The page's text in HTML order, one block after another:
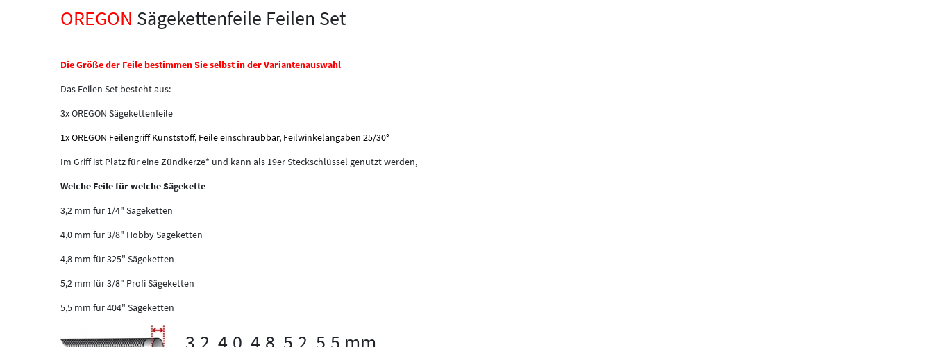
OREGON Sägekettenfeile Feilen Set
Die Größe der Feile bestimmen Sie selbst in der Variantenauswahl
Das Feilen Set besteht aus:
3x OREGON Sägekettenfeile
1x OREGON Feilengriff Kunststoff, Feile einschraubbar, Feilwinkelangaben 25/30°
Im Griff ist Platz für eine Zündkerze* und kann als 19er Steckschlüssel genutzt werden,
Welche Feile für welche Sägekette
3,2 mm für 1/4" Sägeketten
4,0 mm für 3/8" Hobby Sägeketten
4,8 mm für 325" Sägeketten
5,2 mm für 3/8" Profi Sägeketten
5,5 mm für 404" Sägeketten
3,2 4,0 4,8 5,2 5,5 mm